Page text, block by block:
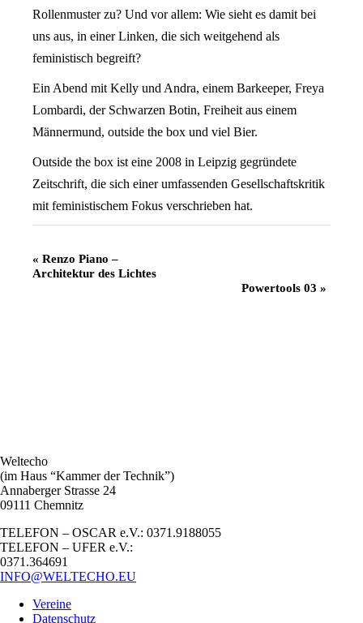
Rollenmuster zu? Und vor allem: Wie sieht es damit bei
uns aus, in einer Linken, die sich weitgehend als
feministisch begreift?
Ein Abend mit Kelly und Andra, einem Barkeeper, Freya
Lombardi, der Schwarzen Botin, Freiheit aus einem
Männermund, outside the box und viel Bier.
Outside the box ist eine 2008 in Leipzig gegründete
Zeitschrift, die sich einer umfassenden Gesellschaftskritik
mit feministischem Fokus verschrieben hat.
Veranstaltung
Navigation
« Renzo Piano –
Architektur des Lichtes
Powertools 03 »
Weltecho
(im Haus “Kammer der Technik”)
Annaberger Strasse 24
09111 Chemnitz
TELEFON – OSCAR e.V.: 0371.9188055
TELEFON – UFER e.V.:
0371.364691
INFO@WELTECHO.EU
Vereine
Datenschutz